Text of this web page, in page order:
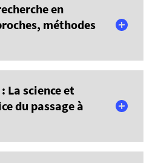
en
méthodes
La science et
du passage à